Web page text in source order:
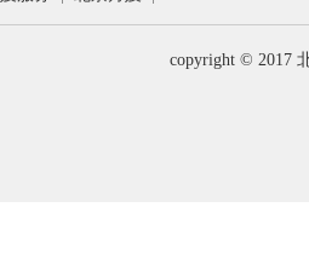
copyright © 2017